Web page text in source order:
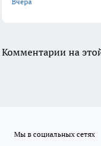
Комментарии на
Мы в социальных сетях